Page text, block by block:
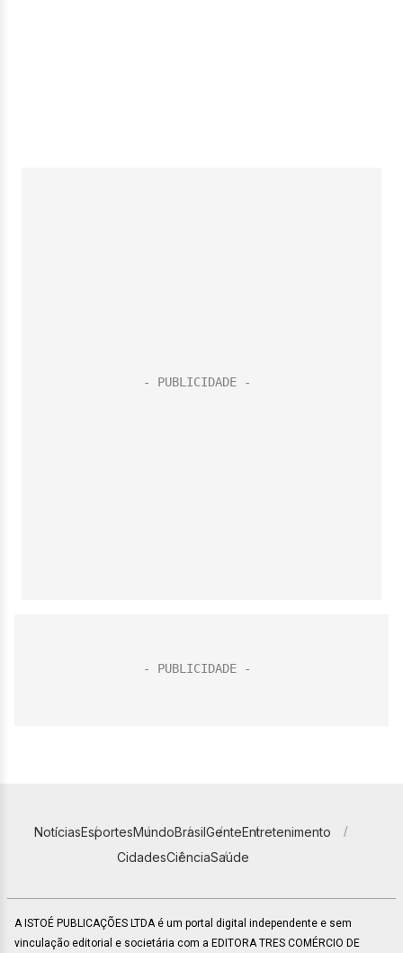
NotíciasEsportesMundoBrasilGenteEntretenimento
CidadesCiênciaSaúde
A ISTOÉ PUBLICAÇÕES LTDA é um portal digital independente e sem
vinculação editorial e societária com a EDITORA TRES COMÉRCIO DE